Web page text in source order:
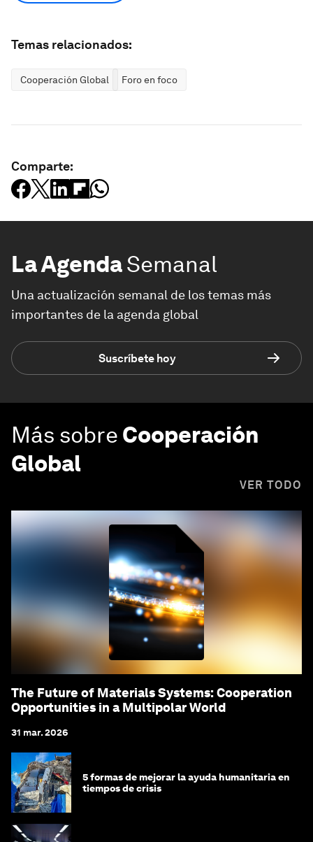
Temas relacionados:
Cooperación Global Foro en foco
Comparte:
La AgendaSemanal
Una actualización semanal de los temas más
importantes de la agenda global
Suscríbete hoy
Más sobre Cooperación
Global
VER TODO
The Future of Materials Systems: Cooperation
Opportunities in a Multipolar World
31 mar. 2026
5 formas de mejorar la ayuda humanitaria en
tiempos de crisis